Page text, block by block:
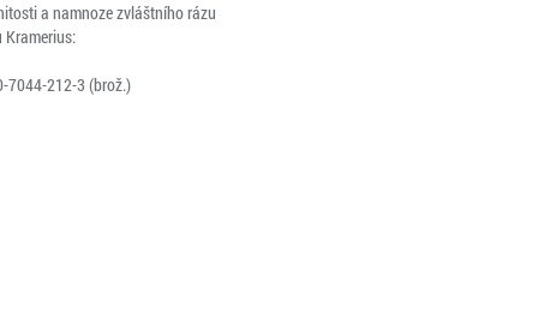
a namnoze zvláštního rázu
Kramerius:
7044-212-3 (brož.)